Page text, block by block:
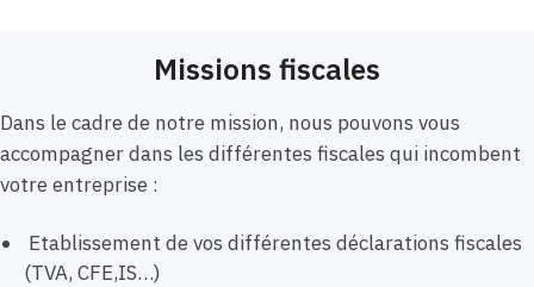
Missions fiscales
Dans le cadre de notre mission, nous pouvons vous
accompagner dans les différentes fiscales qui incombent
votre entreprise :
Etablissement de vos différentes déclarations fiscales
(TVA, CFE,IS…)